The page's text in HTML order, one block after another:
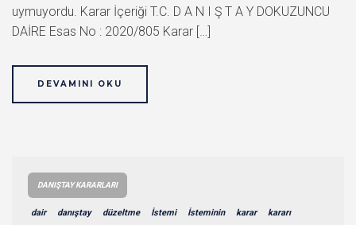
uymuyordu. Karar İçeriği T.C. D A N I Ş T A Y DOKUZUNCU
DAİRE Esas No : 2020/805 Karar […]
DEVAMINI OKU
DANIŞTAY KARARLARI
dair danıştay düzeltme İstemi İsteminin karar kararı